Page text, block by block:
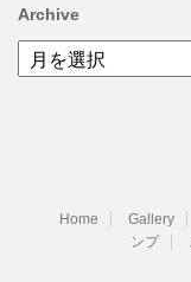
Archive
Archive
Home Gallery
ンプ